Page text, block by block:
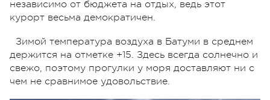
независимо от бюджета на отдых, ведь этот
курорт весьма демократичен.
Зимой температура воздуха в Батуми в среднем
держится на отметке +15. Здесь всегда солнечно и
свежо, поэтому прогулки у моря доставляют ни с
чем не сравнимое удовольствие.